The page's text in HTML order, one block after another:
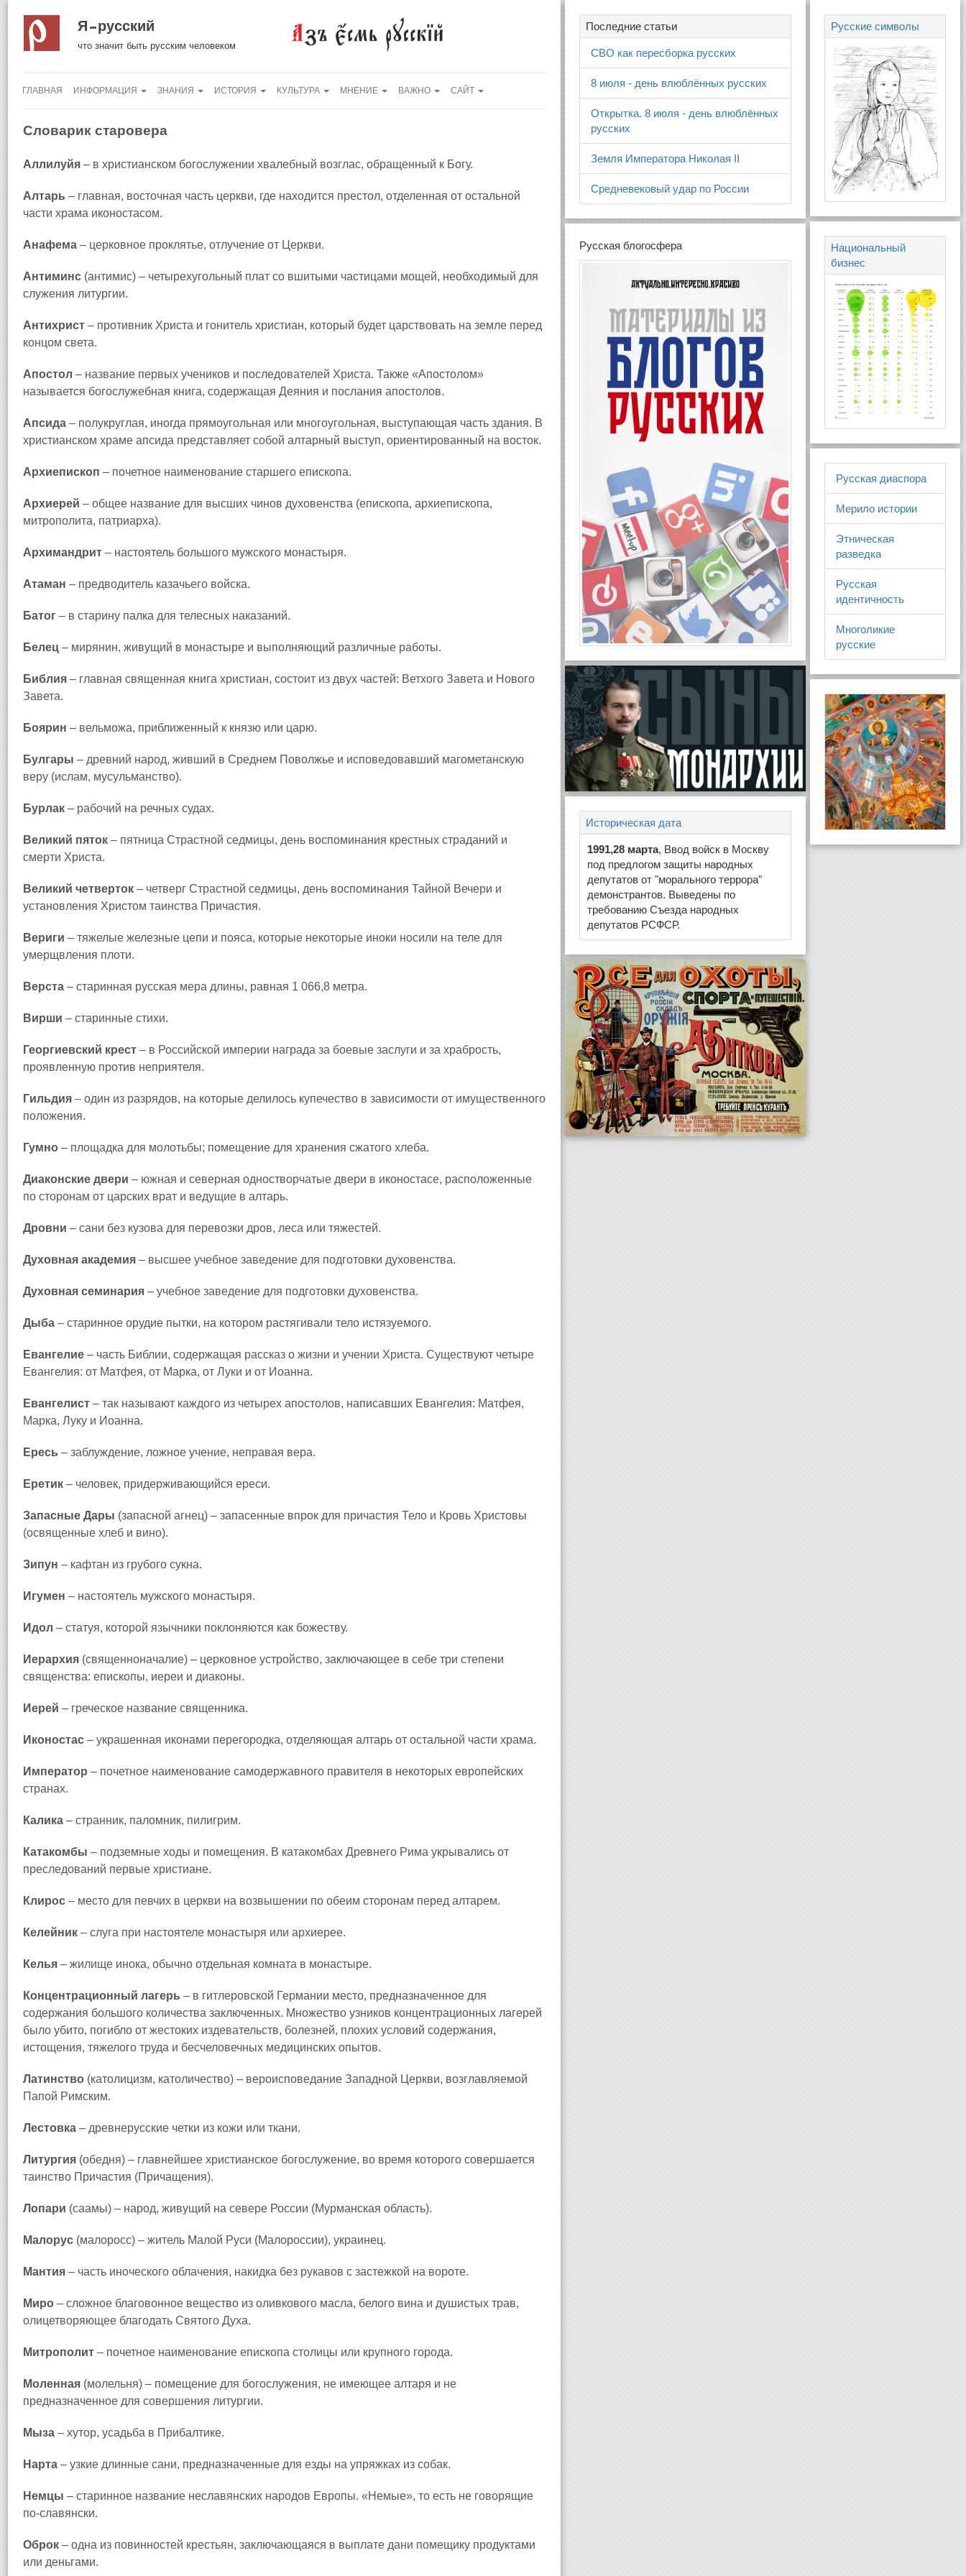
Я русский
что значит быть русским человеком
ГЛАВНАЯ ИНФОРМАЦИЯ ЗНАНИЯ ИСТОРИЯ КУЛЬТУРА МНЕНИЕ ВАЖНО САЙТ
Словарик старовера
Аллилуйя – в христианском богослужении хвалебный возглас, обращенный к Богу.
Алтарь – главная, восточная часть церкви, где находится престол, отделенная от остальной
части храма иконостасом.
Анафема – церковное проклятье, отлучение от Церкви.
Антиминс (антимис) – четырехугольный плат со вшитыми частицами мощей, необходимый для
служения литургии.
Антихрист – противник Христа и гонитель христиан, который будет царствовать на земле перед
концом света.
Апостол – название первых учеников и последователей Христа. Также «Апостолом»
называется богослужебная книга, содержащая Деяния и послания апостолов.
Апсида – полукруглая, иногда прямоугольная или многоугольная, выступающая часть здания. В
христианском храме апсида представляет собой алтарный выступ, ориентированный на восток.
Архиепископ – почетное наименование старшего епископа.
Архиерей – общее название для высших чинов духовенства (епископа, архиепископа,
митрополита, патриарха).
Архимандрит – настоятель большого мужского монастыря.
Атаман – предводитель казачьего войска.
Батог – в старину палка для телесных наказаний.
Белец – мирянин, живущий в монастыре и выполняющий различные работы.
Библия – главная священная книга христиан, состоит из двух частей: Ветхого Завета и Нового
Завета.
Боярин – вельможа, приближенный к князю или царю.
Булгары – древний народ, живший в Среднем Поволжье и исповедовавший магометанскую
веру (ислам, мусульманство).
Бурлак – рабочий на речных судах.
Великий пяток – пятница Страстной седмицы, день воспоминания крестных страданий и
смерти Христа.
Великий четверток – четверг Страстной седмицы, день воспоминания Тайной Вечери и
установления Христом таинства Причастия.
Вериги – тяжелые железные цепи и пояса, которые некоторые иноки носили на теле для
умерщвления плоти.
Верста – старинная русская мера длины, равная 1 066,8 метра.
Вирши – старинные стихи.
Георгиевский крест – в Российской империи награда за боевые заслуги и за храбрость,
проявленную против неприятеля.
Гильдия – один из разрядов, на которые делилось купечество в зависимости от имущественного
положения.
Гумно – площадка для молотьбы; помещение для хранения сжатого хлеба.
Диаконские двери – южная и северная одностворчатые двери в иконостасе, расположенные
по сторонам от царских врат и ведущие в алтарь.
Дровни – сани без кузова для перевозки дров, леса или тяжестей.
Духовная академия – высшее учебное заведение для подготовки духовенства.
Духовная семинария – учебное заведение для подготовки духовенства.
Дыба – старинное орудие пытки, на котором растягивали тело истязуемого.
Евангелие – часть Библии, содержащая рассказ о жизни и учении Христа. Существуют четыре
Евангелия: от Матфея, от Марка, от Луки и от Иоанна.
Евангелист – так называют каждого из четырех апостолов, написавших Евангелия: Матфея,
Марка, Луку и Иоанна.
Ересь – заблуждение, ложное учение, неправая вера.
Еретик – человек, придерживающийся ереси.
Запасные Дары (запасной агнец) – запасенные впрок для причастия Тело и Кровь Христовы
(освященные хлеб и вино).
Зипун – кафтан из грубого сукна.
Игумен – настоятель мужского монастыря.
Идол – статуя, которой язычники поклоняются как божеству.
Иерархия (священноначалие) – церковное устройство, заключающее в себе три степени
священства: епископы, иереи и диаконы.
Иерей – греческое название священника.
Иконостас – украшенная иконами перегородка, отделяющая алтарь от остальной части храма.
Император – почетное наименование самодержавного правителя в некоторых европейских
странах.
Калика – странник, паломник, пилигрим.
Катакомбы – подземные ходы и помещения. В катакомбах Древнего Рима укрывались от
преследований первые христиане.
Клирос – место для певчих в церкви на возвышении по обеим сторонам перед алтарем.
Келейник – слуга при настоятеле монастыря или архиерее.
Келья – жилище инока, обычно отдельная комната в монастыре.
Концентрационный лагерь – в гитлеровской Германии место, предназначенное для
содержания большого количества заключенных. Множество узников концентрационных лагерей
было убито, погибло от жестоких издевательств, болезней, плохих условий содержания,
истощения, тяжелого труда и бесчеловечных медицинских опытов.
Латинство (католицизм, католичество) – вероисповедание Западной Церкви, возглавляемой
Папой Римским.
Лестовка – древнерусские четки из кожи или ткани.
Литургия (обедня) – главнейшее христианское богослужение, во время которого совершается
таинство Причастия (Причащения).
Лопари (саамы) – народ, живущий на севере России (Мурманская область).
Малорус (малоросс) – житель Малой Руси (Малороссии), украинец.
Мантия – часть иноческого облачения, накидка без рукавов с застежкой на вороте.
Миро – сложное благовонное вещество из оливкового масла, белого вина и душистых трав,
олицетворяющее благодать Святого Духа.
Митрополит – почетное наименование епископа столицы или крупного города.
Моленная (молельня) – помещение для богослужения, не имеющее алтаря и не
предназначенное для совершения литургии.
Мыза – хутор, усадьба в Прибалтике.
Нарта – узкие длинные сани, предназначенные для езды на упряжках из собак.
Немцы – старинное название неславянских народов Европы. «Немые», то есть не говорящие
по‑славянски.
Оброк – одна из повинностей крестьян, заключающаяся в выплате дани помещику продуктами
или деньгами.
Последние статьи
СВО как пересборка русских
8 июля - день влюблённых русских
Открытка. 8 июля - день влюблённых
русских
Земля Императора Николая II
Средневековый удар по России
Русская блогосфера
Историческая дата
1991,28 марта, Ввод войск в Москву
под предлогом защиты народных
депутатов от "морального террора"
демонстрантов. Выведены по
требованию Съезда народных
депутатов РСФСР.
Русские символы
Национальный
бизнес
Русская диаспора
Мерило истории
Этническая
разведка
Русская
идентичность
Многоликие
русские